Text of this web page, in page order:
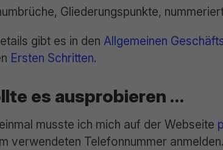
Gliederungspunkte,
gibt es in den Allgemeinen
Ersten Schritten.
es ausprobieren …
musste ich mich auf der Webseite
verwendeten Telefonnummer